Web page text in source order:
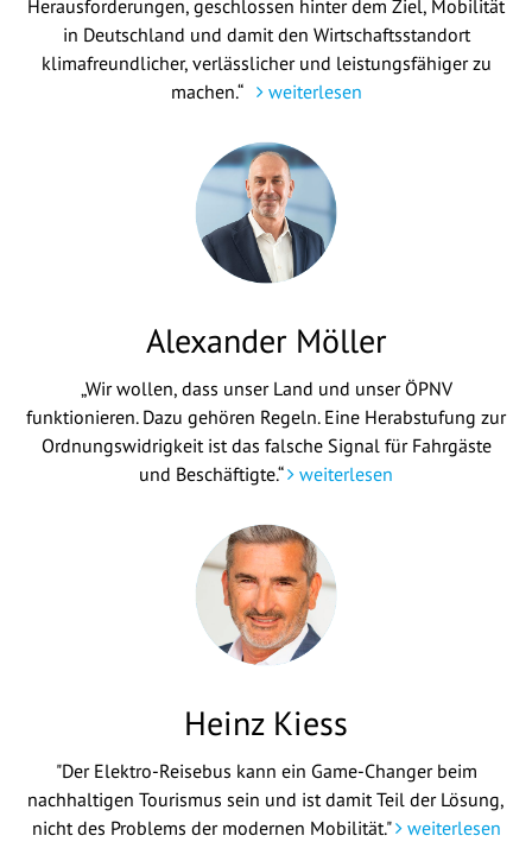
Herausforderungen, geschlossen hinter dem Ziel, Mobilität
in Deutschland und damit den Wirtschaftsstandort
klimafreundlicher, verlässlicher und leistungsfähiger zu
machen.“
weiterlesen
Alexander Möller
„Wir wollen, dass unser Land und unser ÖPNV
funktionieren. Dazu gehören Regeln. Eine Herabstufung zur
Ordnungswidrigkeit ist das falsche Signal für Fahrgäste
und Beschäftigte.“
weiterlesen
Heinz Kiess
"Der Elektro-Reisebus kann ein Game-Changer beim
nachhaltigen Tourismus sein und ist damit Teil der Lösung,
nicht des Problems der modernen Mobilität." weiterlesen